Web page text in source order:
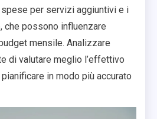
per servizi aggiuntivi e i
che possono influenzare
mensile. Analizzare
di valutare meglio l’effettivo
in modo più accurato